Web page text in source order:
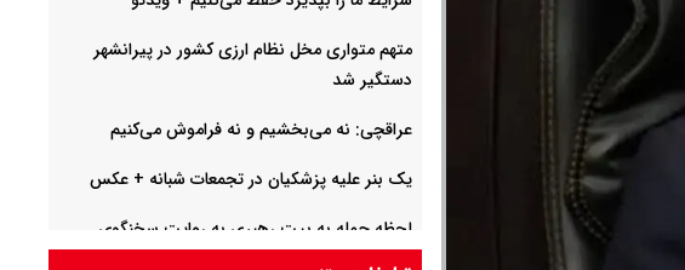
متهم متواری مخل نظام ارزی کشور در پیرانشهر
دستگیر شد
عراقچی: نه می‌بخشیم و نه فراموش می‌کنیم
یک بنر علیه پزشکیان در تجمعات شبانه +‌ عکس
لحظه حمله به بیت رهبری به روایت سخنگوی
شورای نگهبان